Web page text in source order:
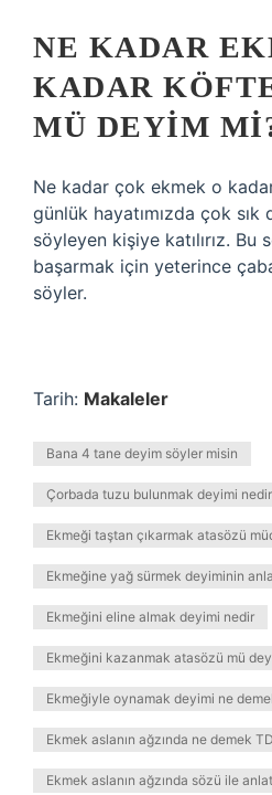
NE KADAR
KADAR
MÜ DEYIM
Ne kadar çok ekmek o
günlük hayatımızda çok
söyleyen kişiye katılırız. Bu
başarmak için yeterince
söyler.
Tarih: Makaleler
Bana 4 tane deyim söyler misin
Çorbada tuzu bulunmak deyimi nedir
Ekmeği taştan çıkarmak atasözü
Ekmeğine yağ sürmek deyiminin
Ekmeğini eline almak deyimi nedir
Ekmeğini kazanmak atasözü mü
Ekmeğiyle oynamak deyimi ne
Ekmek aslanın ağzında ne demek
Ekmek aslanın ağzında sözü ile